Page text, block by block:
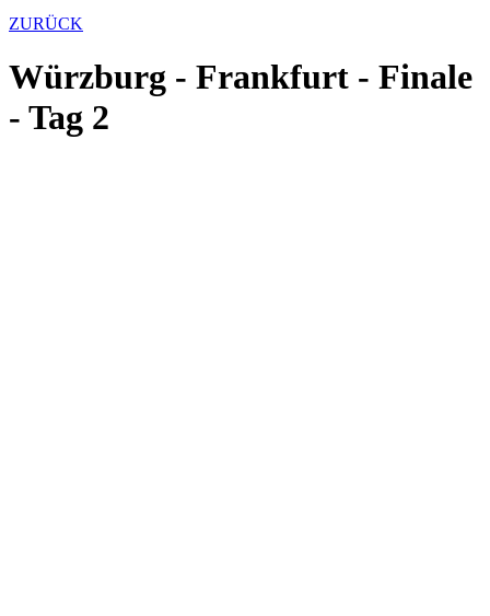
ZURÜCK
Würzburg - Frankfurt - Finale
- Tag 2